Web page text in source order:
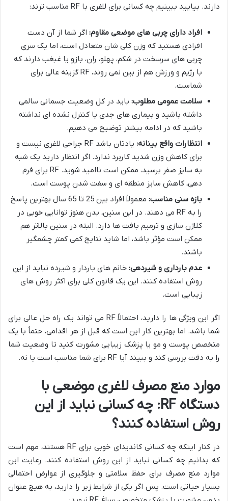
دارند. بیایید ببینیم چه کسانی برای لاغری با RF مناسب ترند:
افراد دارای چربی های موضعی مقاوم: اگر شما از آن دست
افرادی هستید که وزن کلی شان متعادل است، اما یک سری
چربی های سرسخت در شکم، پهلو، ران، بازو یا غبغب دارند که
با رژیم و ورزش هم از بین نمی روند، RF گزینه عالی برای
شماست.
سلامت عمومی مطلوب: باید در کل وضعیت جسمانی سالمی
داشته باشید و بیماری های جدی یا کنترل نشده ای نداشته
باشید که در ادامه بیشتر توضیح می دهیم.
انتظارات واقع بینانه:
یادتان باشد RF جراحی لاغری نیست و
برای کاهش وزن شدید کاربرد ندارد. اگر انتظار دارید یک شبه
به سایز صفر برسید، ممکن است ناامید شوید. RF برای فرم
دهی، کاهش سایز منطقه ای و سفت شدن پوست است.
بازه سنی مناسب:
معمولاً افراد بین 25 تا 65 سال بهترین پاسخ
را به RF می دهند. در این سنین، بدن هنوز توانایی خوبی در
کلاژن سازی و ترمیم بافت ها دارد. البته در سنین بالاتر هم
ممکن است مؤثر باشد، اما شاید نتایج کمی کمتر چشمگیر
باشند.
عدم بارداری و شیردهی: خانم های باردار و شیرده نباید از این
روش استفاده کنند. این یک قانون کلی برای اکثر روش های
زیبایی است.
اگر این ویژگی ها را دارید، احتمالاً RF می تواند یک راه حل عالی برای
شما باشد. اما بهترین کار این است که قبل از هر اقدامی، حتماً با یک
متخصص پوست و مو یا پزشک زیبایی مشورت کنید تا وضعیت شما
را به دقت بررسی کند و ببیند آیا RF برای شما مناسب است یا نه.
موارد منع مصرف لاغری موضعی با
دستگاه RF: چه کسانی نباید از این
روش استفاده کنند؟
در کنار اینکه چه کسانی کاندیدای خوبی برای RF هستند، مهم است
که بدانیم چه کسانی نباید از این روش استفاده کنند. رعایت این
موارد منع مصرف برای حفظ سلامتی و جلوگیری از عوارض احتمالی
بسیار حیاتی است. پس اگر یکی از شرایط زیر را دارید، به هیچ عنوان